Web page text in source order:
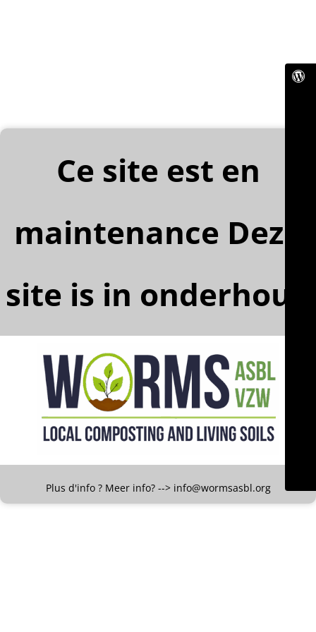
Ce site est en
maintenance Deze
site is in onderhoud
Plus d'info ? Meer info? --> info@wormsasbl.org